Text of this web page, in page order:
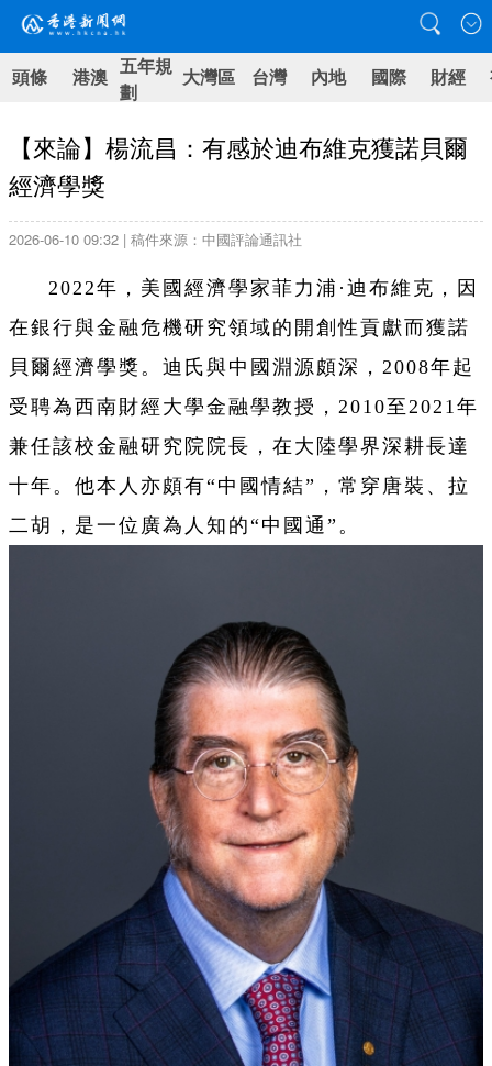
頭條 港澳 五年規
劃
大灣區 台灣 內地 國際 財經
【來論】楊流昌：有感於迪布維克獲諾貝爾
經濟學獎
2026-06-10 09:32 | 稿件來源：中國評論通訊社
2022年，美國經濟學家菲力浦·迪布維克，因
在銀行與金融危機研究領域的開創性貢獻而獲諾
貝爾經濟學獎。迪氏與中國淵源頗深，2008年起
受聘為西南財經大學金融學教授，2010至2021年
兼任該校金融研究院院長，在大陸學界深耕長達
十年。他本人亦頗有“中國情結”，常穿唐裝、拉
二胡，是一位廣為人知的“中國通”。